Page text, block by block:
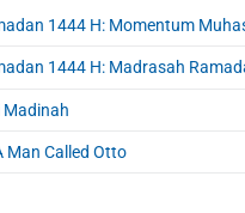
1444 H: Momentum
1444 H: Madrasah
Madinah
Man Called Otto